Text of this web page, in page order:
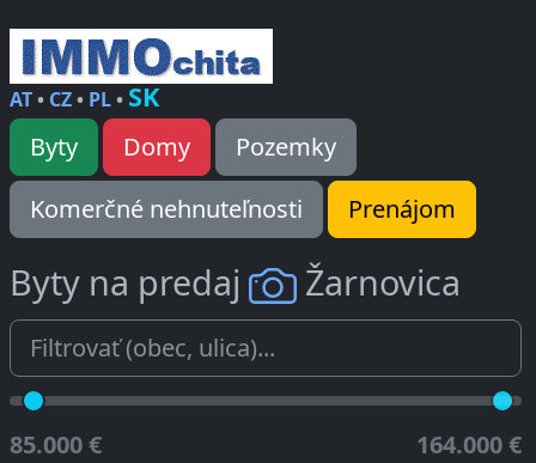
AT• CZ• PL• SK
Byty Domy
Pozemky
Komerčné nehnuteľnosti
Prenájom
Byty na predaj Žarnovica
85.000 € 164.000 €